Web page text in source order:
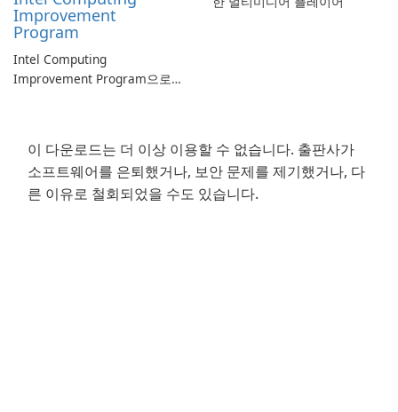
Improvement
Program
Intel Computing
Improvement Program으로
이 다운로드는 더 이상 이용할 수 없습니다. 출판사가
소프트웨어를 은퇴했거나, 보안 문제를 제기했거나, 다
른 이유로 철회되었을 수도 있습니다.